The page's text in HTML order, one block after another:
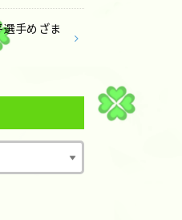
選手めざま